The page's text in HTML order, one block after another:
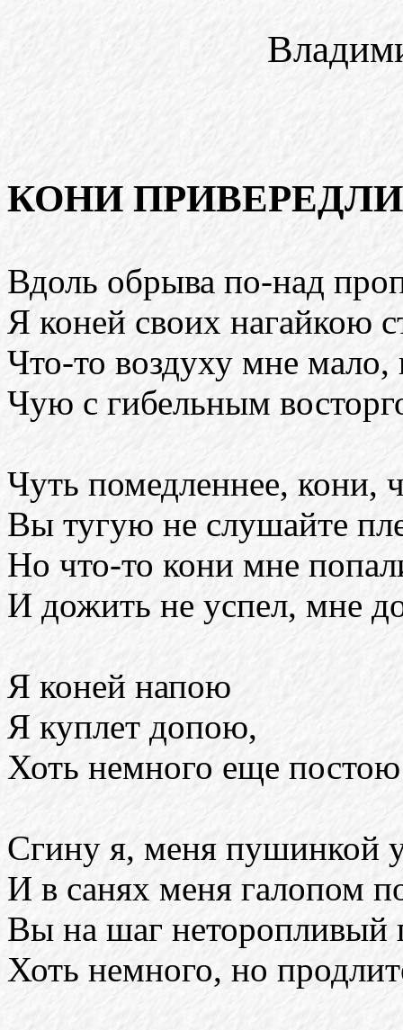
КОНИ
Вдоль обрыва по-над
Я коней своих нагайкою
Что-то воздуху мне
Чую с гибельным
Чуть помедленнее, кони,
Вы тугую не слушайте
Но что-то кони мне
И дожить не успел, мне
Я коней напою
Я куплет допою,
Хоть немного еще
Сгину я, меня пушинкой
И в санях меня галопом
Вы на шаг неторопливый
Хоть немного, но